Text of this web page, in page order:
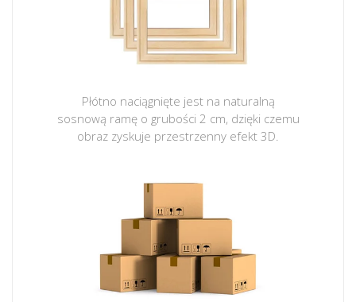
Płótno naciągnięte jest na naturalną
sosnową ramę o grubości 2 cm, dzięki czemu
obraz zyskuje przestrzenny efekt 3D.